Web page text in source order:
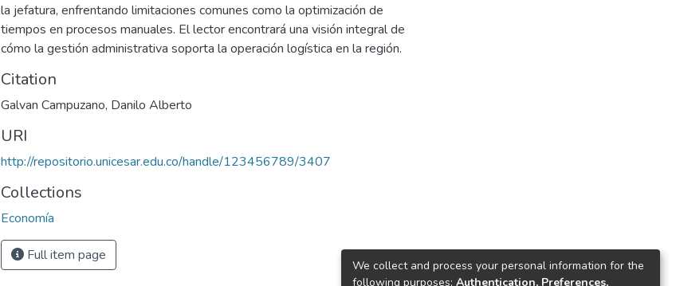
la jefatura, enfrentando limitaciones comunes como la optimización de
tiempos en procesos manuales. El lector encontrará una visión integral de
cómo la gestión administrativa soporta la operación logística en la región.
Citation
Galvan Campuzano, Danilo Alberto
URI
http://repositorio.unicesar.edu.co/handle/123456789/3407
Collections
Economía
Full item page
We collect and process your personal information for the
following purposes: Authentication, Preferences,